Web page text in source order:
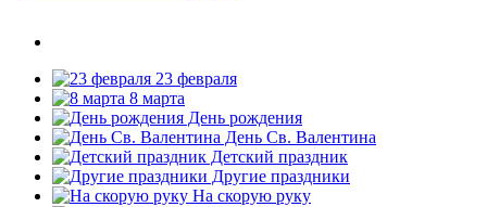
23 февраля
8 марта
День рождения
День Св. Валентина
Детский праздник
Другие праздники
На скорую руку